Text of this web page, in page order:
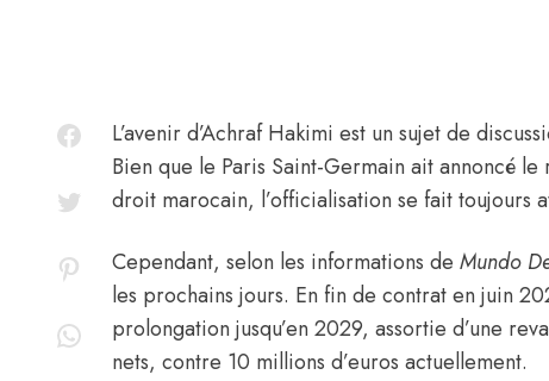
L’avenir d’Achraf Hakimi est un sujet de
Bien que le Paris Saint-Germain ait annoncé
droit marocain, l’officialisation se fait toujours
Cependant, selon les informations de Mundo
les prochains jours. En fin de contrat en juin
prolongation jusqu’en 2029, assortie d’une
nets, contre 10 millions d’euros actuellement.